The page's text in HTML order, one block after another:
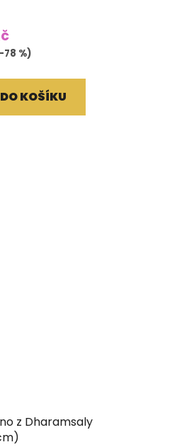
%)
DO KOŠÍKU
z Dharamsaly